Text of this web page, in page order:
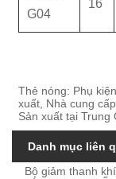
G04
16
Thẻ nóng: Phụ
xuất, Nhà cung
Sản xuất tại Trung
Danh mục liên
Bộ giảm thanh